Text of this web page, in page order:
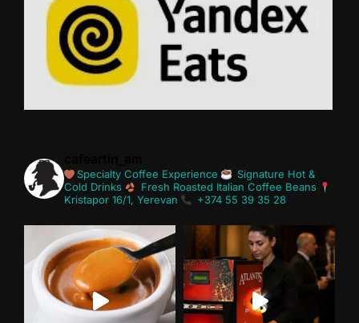
Specialty Coffee Experience
Signature Hot &
Cold Drinks
Fresh Roasted Italian Coffee Beans
Kristapor 16/1, Yerevan
+374 55 39 35 28